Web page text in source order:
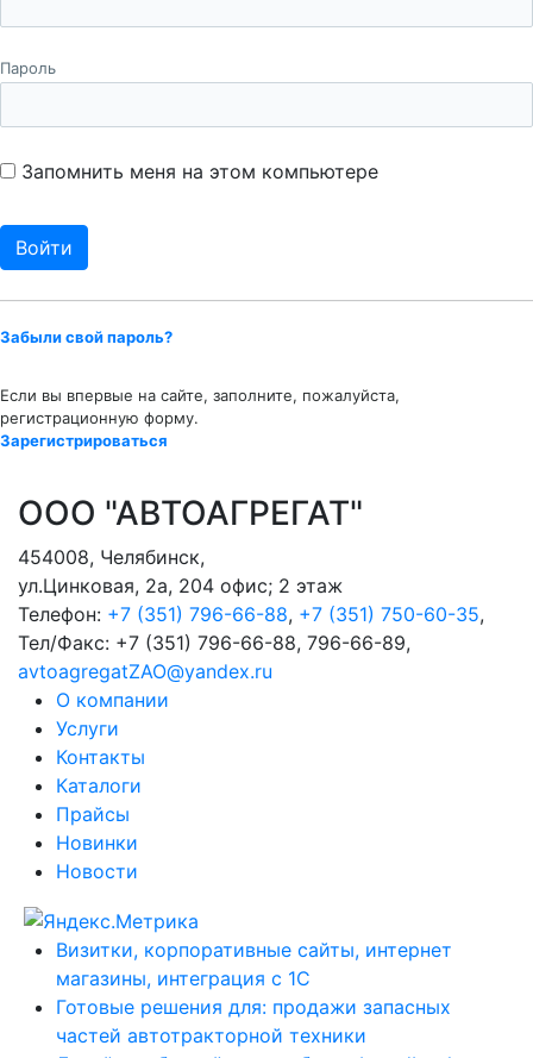
Пароль
Запомнить меня на этом компьютере
Забыли свой пароль?
Если вы впервые на сайте, заполните, пожалуйста,
регистрационную форму.
Зарегистрироваться
ООО "АВТОАГРЕГАТ"
454008, Челябинск,
ул.Цинковая, 2а, 204 офис; 2 этаж
Телефон: +7 (351) 796-66-88, +7 (351) 750-60-35,
Тел/Факс: +7 (351) 796-66-88, 796-66-89,
avtoagregatZAO@yandex.ru
О компании
Услуги
Контакты
Каталоги
Прайсы
Новинки
Новости
Визитки, корпоративные сайты, интернет
магазины, интеграция с 1С
Готовые решения для: продажи запасных
частей автотракторной техники